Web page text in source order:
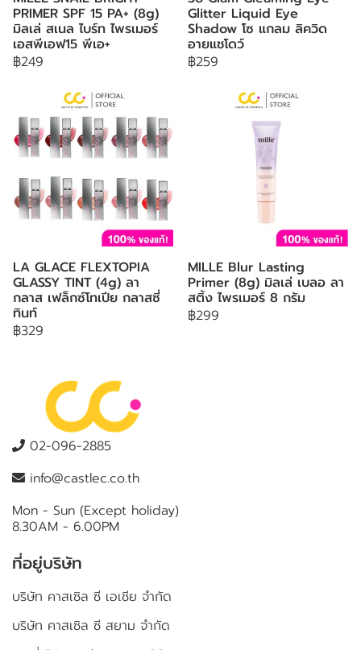
PRIMER SPF 15 PA+ (8g)
มิลเล่ สเนล ไบร์ท ไพรเมอร์
เอสพีเอฟ15 พีเอ+
฿249
Glitter Liquid Eye
Shadow โซ แกลม ลิควิด
อายแชโดว์
฿259
LA GLACE FLEXTOPIA
GLASSY TINT (4g) ลา
กลาส เฟล็กซ์โทเปีย กลาสซี่
ทินท์
฿329
MILLE Blur Lasting
Primer (8g) มิลเล่ เบลอ ลา
สติ้ง ไพรเมอร์ 8 กรัม
฿299
02-096-2885
info@castlec.co.th
Mon - Sun (Except holiday)
8.30AM - 6.00PM
ที่อยู่บริษัท
บริษัท คาสเซิล ซี เอเชีย จำกัด
บริษัท คาสเซิล ซี สยาม จำกัด